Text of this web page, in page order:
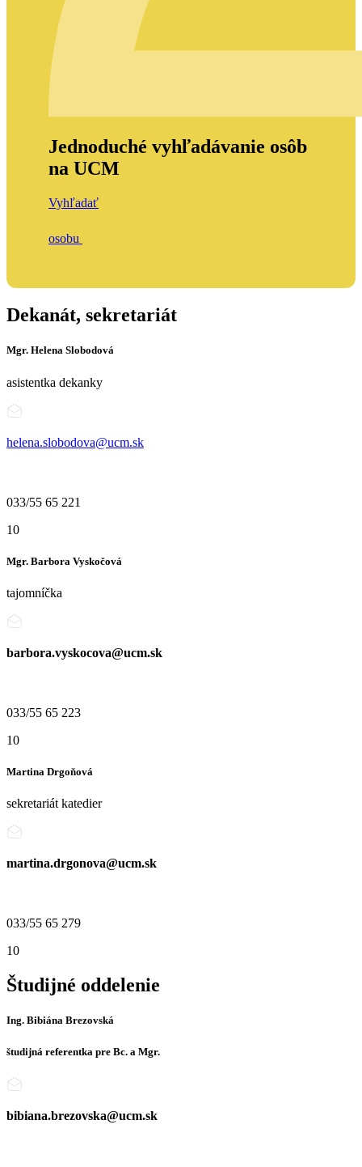
Jednoduché vyhľadávanie osôb
na UCM
Vyhľadať
osobu
Dekanát, sekretariát
Mgr. Helena Slobodová
asistentka dekanky
helena.slobodova@ucm.sk
033/55 65 221
10
Mgr. Barbora Vyskočová
tajomníčka
barbora.vyskocova@ucm.sk
033/55 65 223
10
Martina Drgoňová
sekretariát katedier
martina.drgonova@ucm.sk
033/55 65 279
10
Študijné oddelenie
Ing. Bibiána Brezovská
študijná referentka pre Bc. a Mgr.
bibiana.brezovska@ucm.sk